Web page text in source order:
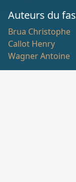
Auteurs du
Brua Christophe
Callot Henry
Wagner Antoine